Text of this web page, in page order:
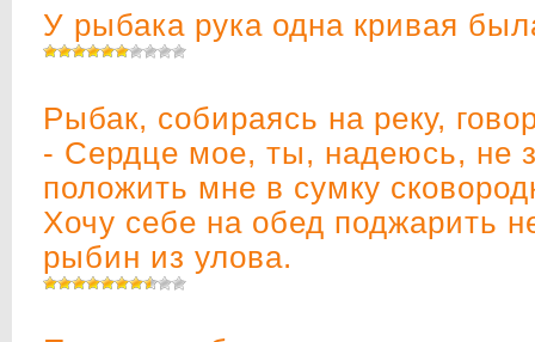
У рыбака рука одна кривая
Рыбак, собираясь на реку,
- Сердце мое, ты, надеюсь, не
положить мне в сумку
Хочу себе на обед поджарить
рыбин из улова.